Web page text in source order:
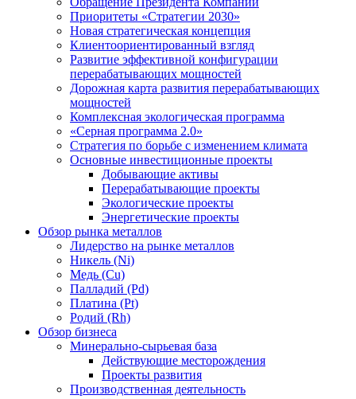
Приоритеты «Стратегии 2030»
Новая стратегическая концепция
Клиентоориентированный взгляд
Развитие эффективной конфигурации
перерабатывающих мощностей
Дорожная карта развития перерабатывающих
мощностей
Комплексная экологическая программа
«Серная программа 2.0»
Стратегия по борьбе с изменением климата
Основные инвестиционные проекты
Добывающие активы
Перерабатывающие проекты
Экологические проекты
Энергетические проекты
Обзор рынка металлов
Лидерство на рынке металлов
Никель (Ni)
Медь (Cu)
Палладий (Pd)
Платина (Pt)
Родий (Rh)
Обзор бизнеса
Минерально-сырьевая база
Действующие месторождения
Проекты развития
Производственная деятельность